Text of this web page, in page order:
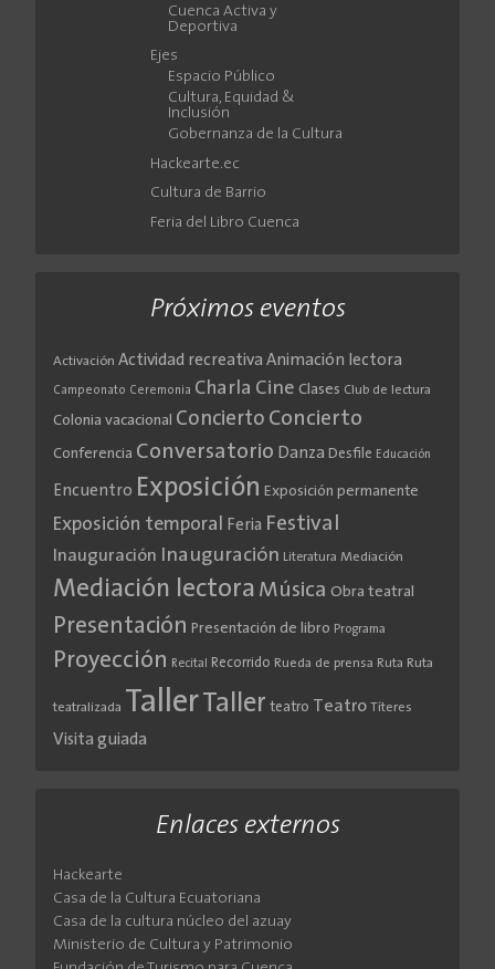
Cuenca Activa y
Deportiva
Ejes
Espacio Público
Cultura, Equidad &
Inclusión
Gobernanza de la Cultura
Hackearte.ec
Cultura de Barrio
Feria del Libro Cuenca
Próximos eventos
Activación Actividad recreativa Animación lectora
Campeonato Ceremonia Charla Cine Clases Club de lectura
Colonia vacacional Concierto Concierto
Conferencia Conversatorio Danza Desfile Educación
Encuentro Exposición Exposición permanente
Exposición temporal Feria Festival
Inauguración Inauguración Literatura Mediación
Mediación lectora Música Obra teatral
Presentación Presentación de libro Programa
Proyección Recital Recorrido Rueda de prensa Ruta Ruta
teatralizada TallerTaller teatro Teatro Títeres
Visita guiada
Enlaces externos
Hackearte
Casa de la Cultura Ecuatoriana
Casa de la cultura núcleo del azuay
Ministerio de Cultura y Patrimonio